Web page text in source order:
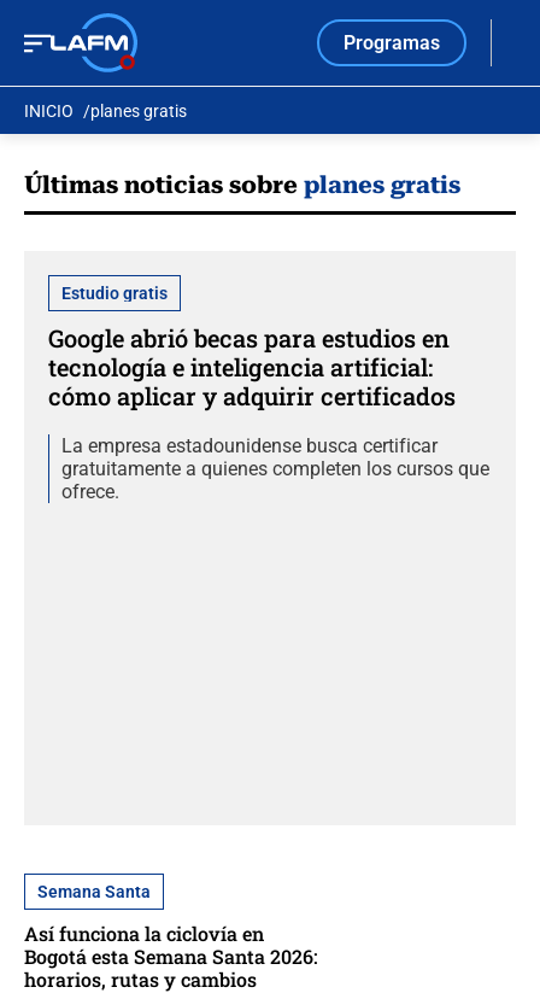
Programas
INICIO planes gratis
Últimas noticias sobre planes gratis
Estudio gratis
Google abrió becas para estudios en
tecnología e inteligencia artificial:
cómo aplicar y adquirir certificados
La empresa estadounidense busca certificar
gratuitamente a quienes completen los cursos que
ofrece.
Semana Santa
Así funciona la ciclovía en
Bogotá esta Semana Santa 2026:
horarios, rutas y cambios